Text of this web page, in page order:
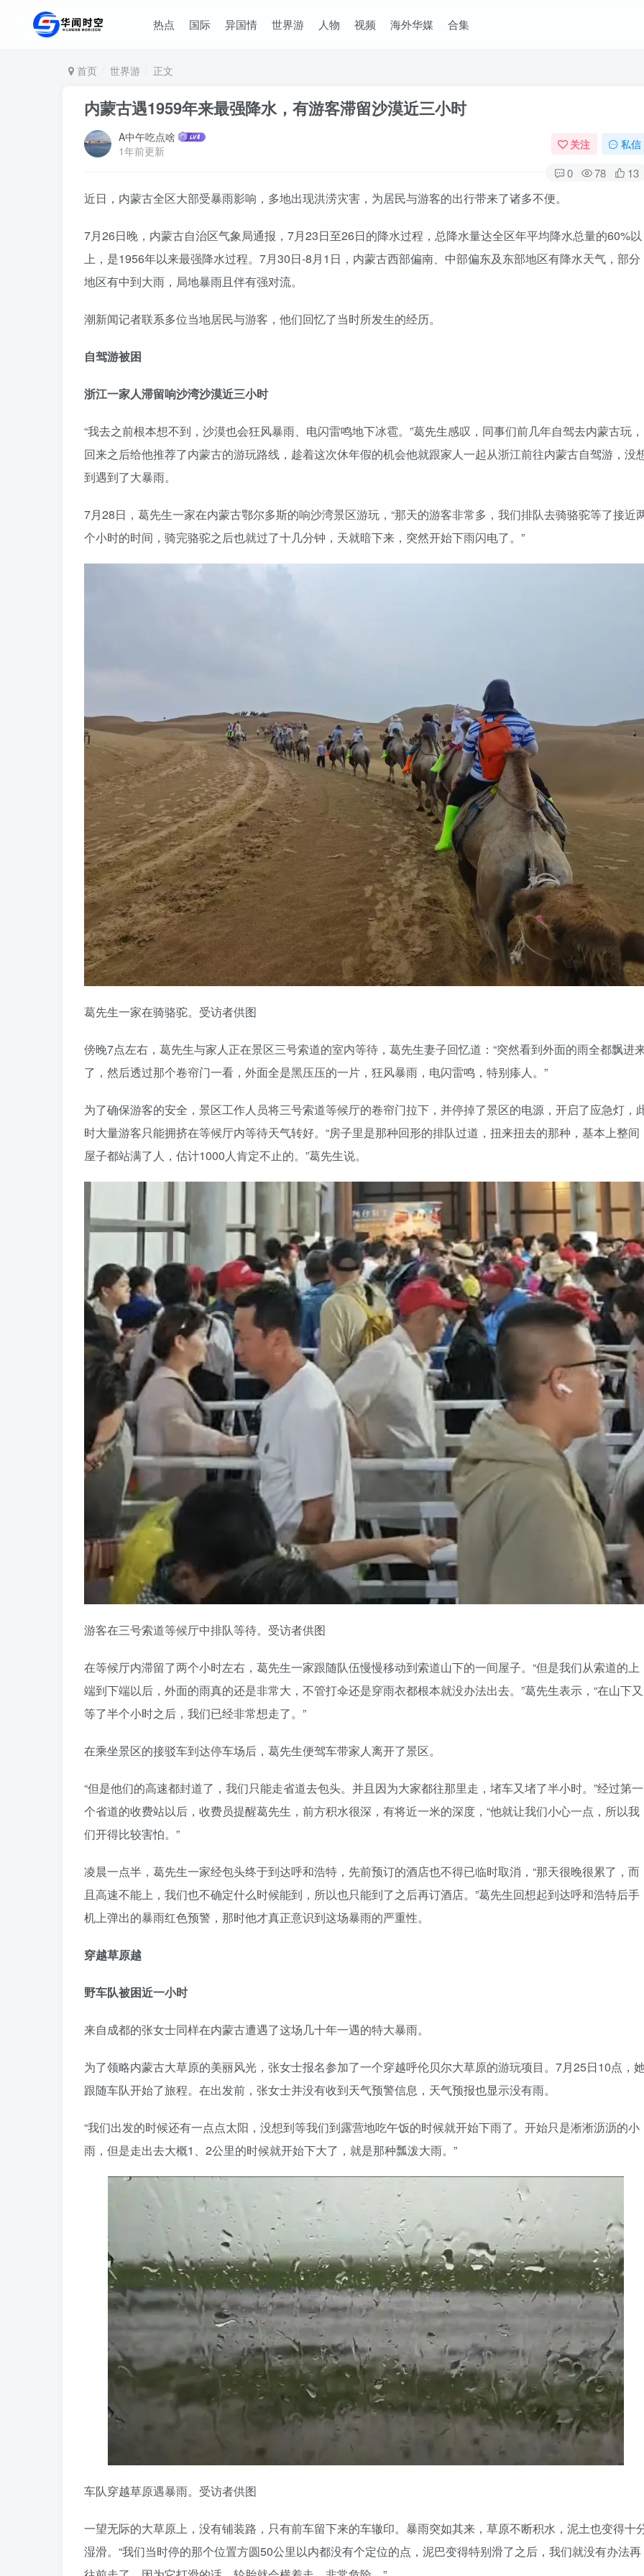
热点 国际 异国情 世界游 人物 视频 海外华媒 合集
首页 世界游 正文
内蒙古遇1959年来最强降水，有游客滞留沙漠近三小时
A中午吃点啥
1年前更新
关注 私信
0 78 13
近日，内蒙古全区大部受暴雨影响，多地出现洪涝灾害，为居民与游客的出行带来了诸多不便。
7月26日晚，内蒙古自治区气象局通报，7月23日至26日的降水过程，总降水量达全区年平均降水总量的60%以
上，是1956年以来最强降水过程。7月30日-8月1日，内蒙古西部偏南、中部偏东及东部地区有降水天气，部分
地区有中到大雨，局地暴雨且伴有强对流。
潮新闻记者联系多位当地居民与游客，他们回忆了当时所发生的经历。
自驾游被困
浙江一家人滞留响沙湾沙漠近三小时
“我去之前根本想不到，沙漠也会狂风暴雨、电闪雷鸣地下冰雹。”葛先生感叹，同事们前几年自驾去内蒙古玩，
回来之后给他推荐了内蒙古的游玩路线，趁着这次休年假的机会他就跟家人一起从浙江前往内蒙古自驾游，没
到遇到了大暴雨。
7月28日，葛先生一家在内蒙古鄂尔多斯的响沙湾景区游玩，“那天的游客非常多，我们排队去骑骆驼等了接近
个小时的时间，骑完骆驼之后也就过了十几分钟，天就暗下来，突然开始下雨闪电了。”
葛先生一家在骑骆驼。受访者供图
傍晚7点左右，葛先生与家人正在景区三号索道的室内等待，葛先生妻子回忆道：“突然看到外面的雨全都飘进
了，然后透过那个卷帘门一看，外面全是黑压压的一片，狂风暴雨，电闪雷鸣，特别瘆人。”
为了确保游客的安全，景区工作人员将三号索道等候厅的卷帘门拉下，并停掉了景区的电源，开启了应急灯，
时大量游客只能拥挤在等候厅内等待天气转好。“房子里是那种回形的排队过道，扭来扭去的那种，基本上整间
屋子都站满了人，估计1000人肯定不止的。”葛先生说。
游客在三号索道等候厅中排队等待。受访者供图
在等候厅内滞留了两个小时左右，葛先生一家跟随队伍慢慢移动到索道山下的一间屋子。“但是我们从索道的上
端到下端以后，外面的雨真的还是非常大，不管打伞还是穿雨衣都根本就没办法出去。”葛先生表示，“在山下又
等了半个小时之后，我们已经非常想走了。”
在乘坐景区的接驳车到达停车场后，葛先生便驾车带家人离开了景区。
“但是他们的高速都封道了，我们只能走省道去包头。并且因为大家都往那里走，堵车又堵了半小时。”经过第一
个省道的收费站以后，收费员提醒葛先生，前方积水很深，有将近一米的深度，“他就让我们小心一点，所以我
们开得比较害怕。”
凌晨一点半，葛先生一家经包头终于到达呼和浩特，先前预订的酒店也不得已临时取消，“那天很晚很累了，而
且高速不能上，我们也不确定什么时候能到，所以也只能到了之后再订酒店。”葛先生回想起到达呼和浩特后手
机上弹出的暴雨红色预警，那时他才真正意识到这场暴雨的严重性。
穿越草原越
野车队被困近一小时
来自成都的张女士同样在内蒙古遭遇了这场几十年一遇的特大暴雨。
为了领略内蒙古大草原的美丽风光，张女士报名参加了一个穿越呼伦贝尔大草原的游玩项目。7月25日10点，
跟随车队开始了旅程。在出发前，张女士并没有收到天气预警信息，天气预报也显示没有雨。
“我们出发的时候还有一点点太阳，没想到等我们到露营地吃午饭的时候就开始下雨了。开始只是淅淅沥沥的小
雨，但是走出去大概1、2公里的时候就开始下大了，就是那种瓢泼大雨。”
车队穿越草原遇暴雨。受访者供图
一望无际的大草原上，没有铺装路，只有前车留下来的车辙印。暴雨突如其来，草原不断积水，泥土也变得十
湿滑。“我们当时停的那个位置方圆50公里以内都没有个定位的点，泥巴变得特别滑了之后，我们就没有办法再